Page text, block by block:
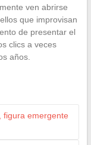
ven abrirse
que improvisan
de presentar el
clics a veces
años.
figura emergente